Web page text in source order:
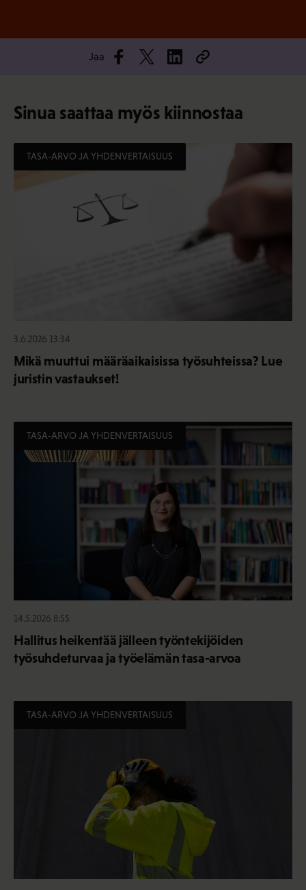
Jaa
Sinua saattaa myös kiinnostaa
TASA-ARVO JA YHDENVERTAISUUS
3.6.2026 13:34
Mikä muuttui määräaikaisissa työsuhteissa? Lue
juristin vastaukset!
TASA-ARVO JA YHDENVERTAISUUS
14.5.2026 8:55
Hallitus heikentää jälleen työntekijöiden
työsuhdeturvaa ja työelämän tasa-arvoa
TASA-ARVO JA YHDENVERTAISUUS